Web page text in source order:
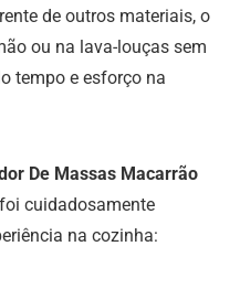
de outros materiais, o
ou na lava-louças sem
tempo e esforço na
De Massas Macarrão
foi cuidadosamente
na cozinha: